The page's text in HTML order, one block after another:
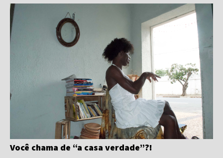
Você chama de “a casa verdade”?!